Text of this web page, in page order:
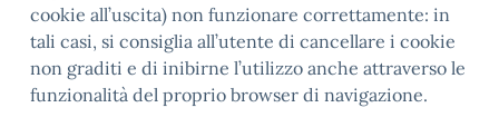
cookie all’uscita) non funzionare correttamente: in
tali casi, si consiglia all’utente di cancellare i cookie
non graditi e di inibirne l’utilizzo anche attraverso le
funzionalità del proprio browser di navigazione.